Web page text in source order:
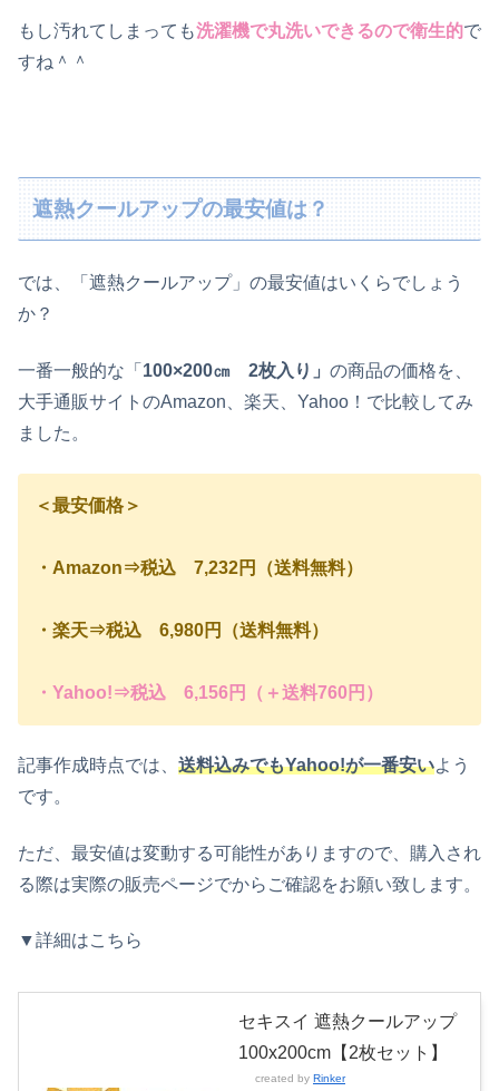
もし汚れてしまっても洗濯機で丸洗いできるので衛生的で
すね＾＾
遮熱クールアップの最安値は？
では、「遮熱クールアップ」の最安値はいくらでしょう
か？
一番一般的な「 100×200㎝ 2枚入り」 の商品の価格を、
大手通販サイトのAmazon、楽天、Yahoo！で比較してみ
ました。
＜最安価格＞
・Amazon⇒税込 7,232円（送料無料）
・楽天⇒税込 6,980円（送料無料）
・Yahoo!⇒税込 6,156円（＋送料760円）
記事作成時点では、 送料込みでもYahoo!が一番安いよう
です。
ただ、最安値は変動する可能性がありますので、購入され
る際は実際の販売ページでからご確認をお願い致します。
▼詳細はこちら
セキスイ 遮熱クールアップ
100x200cm【2枚セット】
created by Rinker